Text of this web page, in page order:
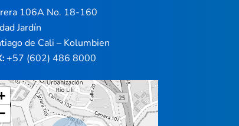
106A No. 18-160
Jardín
de Cali – Kolumbien
+57 (602) 486 8000